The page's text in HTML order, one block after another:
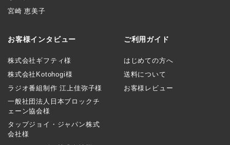
宮崎 恵美子
お客様インタビュー
株式会社ギフティ様
株式会社Kotohogi様
ラジオ番組制作 江上佳弥子様
一般社団法人日本ブロックチ
ェーン協会様
タップジョイ・ジャパン株式
会社様
ご利用ガイド
はじめての方へ
送料について
お客様レビュー